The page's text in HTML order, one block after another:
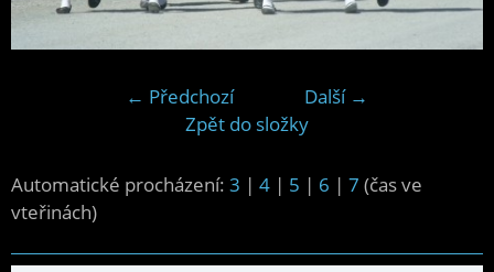
← Předchozí
Další →
Zpět do složky
Automatické procházení: 3 | 4 | 5 | 6 | 7 (čas ve
vteřinách)